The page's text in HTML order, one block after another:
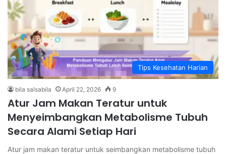
Tips Kesehatan Harian
bila salsabila April 22, 2026 9
Atur Jam Makan Teratur untuk
Menyeimbangkan Metabolisme Tubuh
Secara Alami Setiap Hari
Atur jam makan teratur untuk seimbangkan metabolisme tubuh